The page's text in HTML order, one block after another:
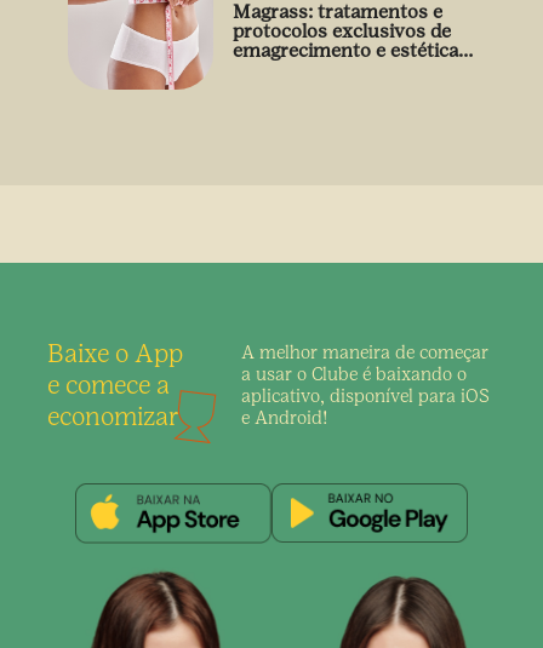
Magrass: tratamentos e
protocolos exclusivos de
emagrecimento e estética
Baixe o App
e comece a
economizar
A melhor maneira de começar
a usar o Clube é baixando o
aplicativo, disponível para iOS
e Android!